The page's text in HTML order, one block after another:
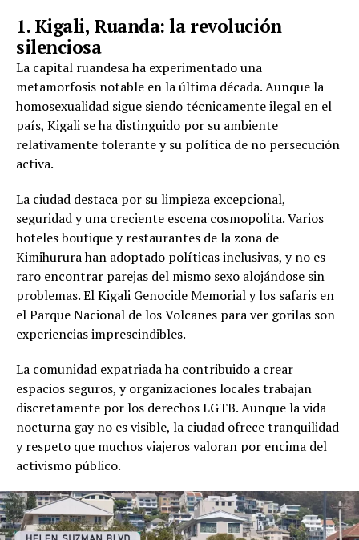
1. Kigali, Ruanda: la revolución
silenciosa
La capital ruandesa ha experimentado una
metamorfosis notable en la última década. Aunque la
homosexualidad sigue siendo técnicamente ilegal en el
país, Kigali se ha distinguido por su ambiente
relativamente tolerante y su política de no persecución
activa.
La ciudad destaca por su limpieza excepcional,
seguridad y una creciente escena cosmopolita. Varios
hoteles boutique y restaurantes de la zona de
Kimihurura han adoptado políticas inclusivas, y no es
raro encontrar parejas del mismo sexo alojándose sin
problemas. El Kigali Genocide Memorial y los safaris en
el Parque Nacional de los Volcanes para ver gorilas son
experiencias imprescindibles.
La comunidad expatriada ha contribuido a crear
espacios seguros, y organizaciones locales trabajan
discretamente por los derechos LGTB. Aunque la vida
nocturna gay no es visible, la ciudad ofrece tranquilidad
y respeto que muchos viajeros valoran por encima del
activismo público.